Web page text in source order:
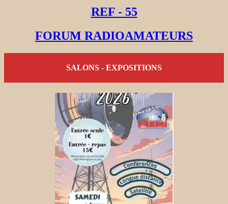
REF - 55
FORUM RADIOAMATEURS
SALONS - EXPOSITIONS